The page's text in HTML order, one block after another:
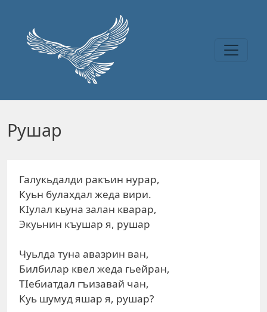
Рушар
Галукьдалди ракъин нурар,
Куьн булахдал жеда вири.
КIулал кьуна залан кварар,
Экуьнин къушар я, рушар
Чуьлда туна авазрин ван,
Билбилар квел жеда гьейран,
ТIебиатдал гъизавай чан,
Куь шумуд яшар я, рушар?